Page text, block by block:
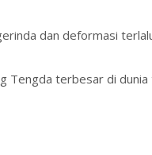
dan deformasi
Tengda terbesar di